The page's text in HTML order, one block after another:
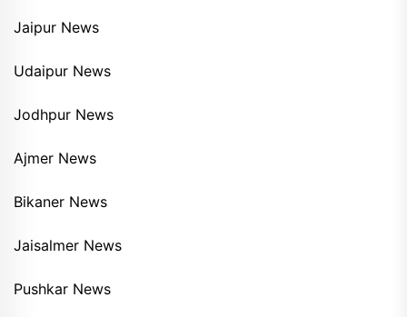
Jaipur News
Udaipur News
Jodhpur News
Ajmer News
Bikaner News
Jaisalmer News
Pushkar News